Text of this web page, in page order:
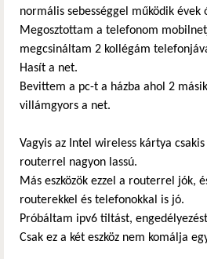
normális sebességgel működik évek
Megosztottam a telefonom
megcsináltam 2 kollégám
Hasít a net.
Bevittem a pc-t a házba ahol 2
villámgyors a net.
Vagyis az Intel wireless kártya
routerrel nagyon lassú.
Más eszközök ezzel a routerrel jók,
routerekkel és telefonokkal is jó.
Próbáltam ipv6 tiltást,
Csak ez a két eszköz nem komálja